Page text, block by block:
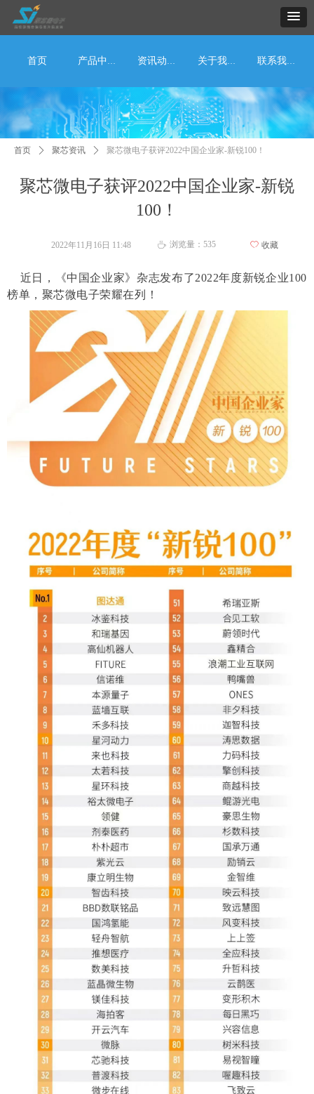
首页 产品中心 资讯动态 关于我们 联系我们
聚芯微电子获评2022中国企业家-新锐
100！
首页 ꄲ 聚芯资讯 ꄲ 聚芯微电子获评2022中国企业家-新锐100！
近日，《中国企业家》杂志发布了2022年度新锐企业100
榜单，聚芯微电子荣耀在列！
2022年11月16日 11:48 ꄘ 浏览量： 535 ꄀ 收藏